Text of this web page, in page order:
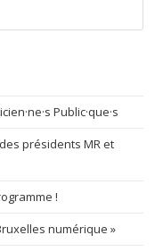
Public·que·s
présidents MR et
!
numérique »